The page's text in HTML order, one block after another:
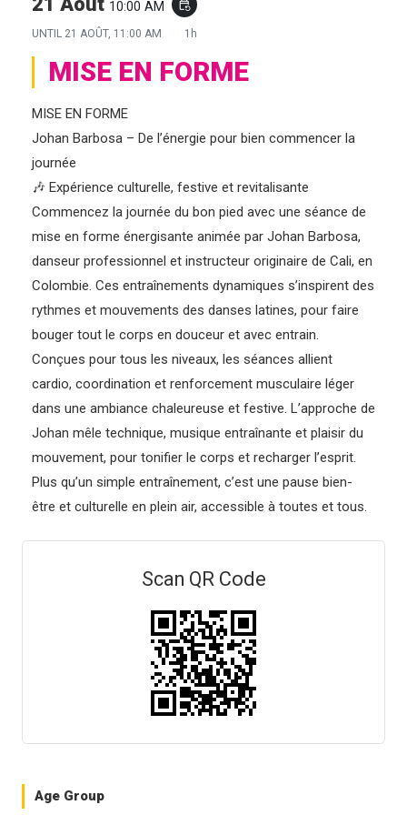
10:00 AM event_repeat
UNTIL 21 AOÛT, 11:00 AM 1h
MISE EN FORME
MISE EN FORME
Johan Barbosa – De l’énergie pour bien commencer la
journée
🎶 Expérience culturelle, festive et revitalisante
Commencez la journée du bon pied avec une séance de
mise en forme énergisante animée par Johan Barbosa,
danseur professionnel et instructeur originaire de Cali, en
Colombie. Ces entraînements dynamiques s’inspirent des
rythmes et mouvements des danses latines, pour faire
bouger tout le corps en douceur et avec entrain.
Conçues pour tous les niveaux, les séances allient
cardio, coordination et renforcement musculaire léger
dans une ambiance chaleureuse et festive. L’approche de
Johan mêle technique, musique entraînante et plaisir du
mouvement, pour tonifier le corps et recharger l’esprit.
Plus qu’un simple entraînement, c’est une pause bien-
être et culturelle en plein air, accessible à toutes et tous.
Scan QR Code
Age Group